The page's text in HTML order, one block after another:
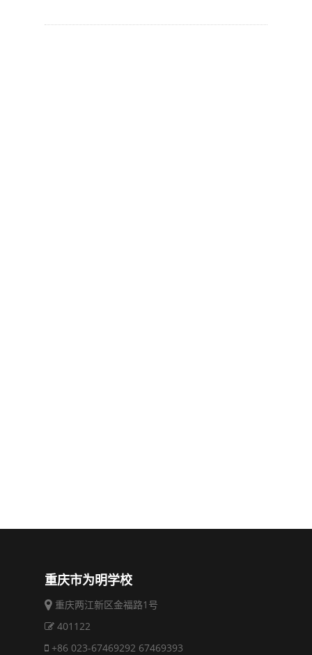
重庆市为明学校
重庆两江新区金福路1号
401122
+86 023-67469292 67469393